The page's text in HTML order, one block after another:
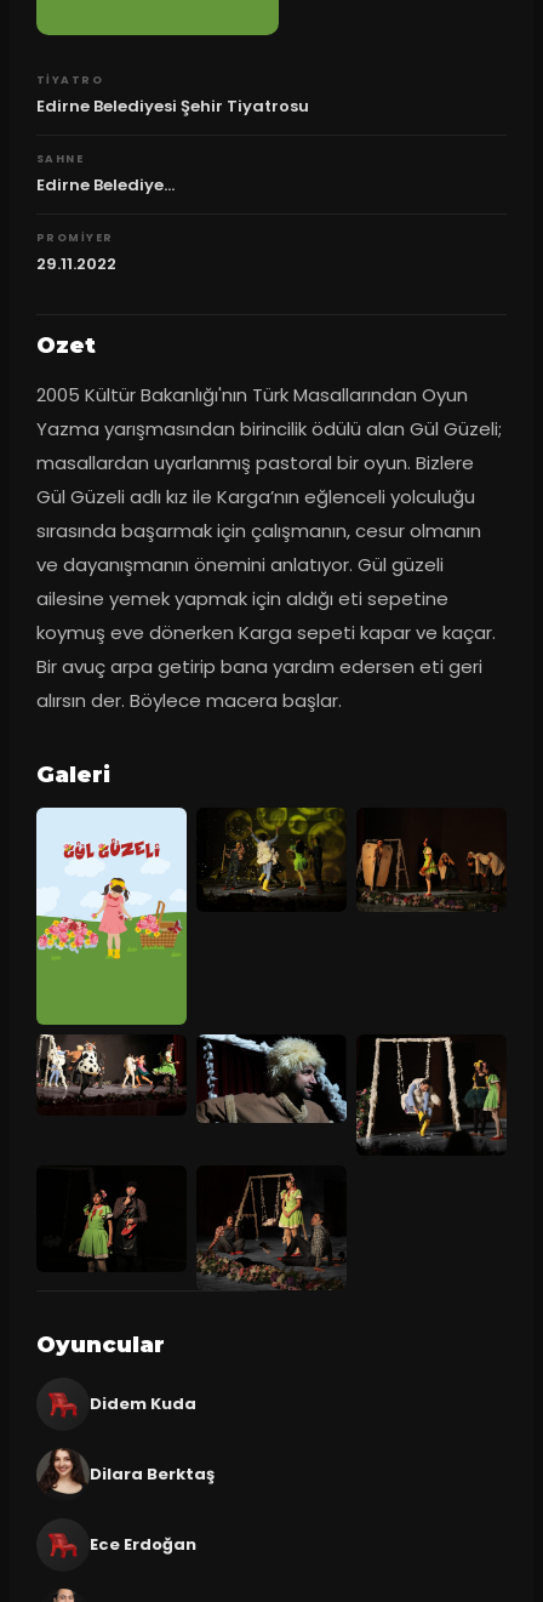
TIYATRO
Edirne Belediyesi Şehir Tiyatrosu
SAHNE
Edirne Belediye...
PROMIYER
29.11.2022
Ozet
2005 Kültür Bakanlığı'nın Türk Masallarından Oyun
Yazma yarışmasından birincilik ödülü alan Gül Güzeli;
masallardan uyarlanmış pastoral bir oyun. Bizlere
Gül Güzeli adlı kız ile Karga’nın eğlenceli yolculuğu
sırasında başarmak için çalışmanın, cesur olmanın
ve dayanışmanın önemini anlatıyor. Gül güzeli
ailesine yemek yapmak için aldığı eti sepetine
koymuş eve dönerken Karga sepeti kapar ve kaçar.
Bir avuç arpa getirip bana yardım edersen eti geri
alırsın der. Böylece macera başlar.
Galeri
Oyuncular
Didem Kuda
Dilara Berktaş
Ece Erdoğan